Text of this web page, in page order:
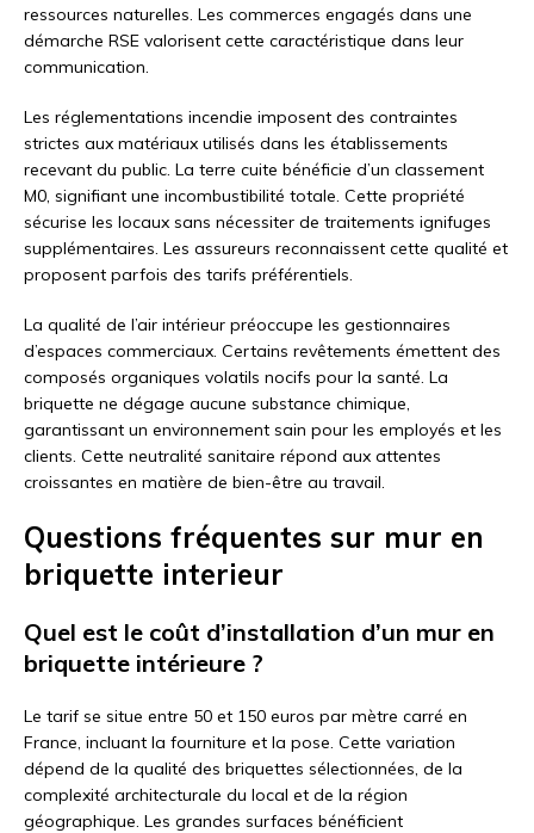
ressources naturelles. Les commerces engagés dans une
démarche RSE valorisent cette caractéristique dans leur
communication.
Les réglementations incendie imposent des contraintes
strictes aux matériaux utilisés dans les établissements
recevant du public. La terre cuite bénéficie d’un classement
M0, signifiant une incombustibilité totale. Cette propriété
sécurise les locaux sans nécessiter de traitements ignifuges
supplémentaires. Les assureurs reconnaissent cette qualité et
proposent parfois des tarifs préférentiels.
La qualité de l’air intérieur préoccupe les gestionnaires
d’espaces commerciaux. Certains revêtements émettent des
composés organiques volatils nocifs pour la santé. La
briquette ne dégage aucune substance chimique,
garantissant un environnement sain pour les employés et les
clients. Cette neutralité sanitaire répond aux attentes
croissantes en matière de bien-être au travail.
Questions fréquentes sur mur en
briquette interieur
Quel est le coût d’installation d’un mur en
briquette intérieure ?
Le tarif se situe entre 50 et 150 euros par mètre carré en
France, incluant la fourniture et la pose. Cette variation
dépend de la qualité des briquettes sélectionnées, de la
complexité architecturale du local et de la région
géographique. Les grandes surfaces bénéficient